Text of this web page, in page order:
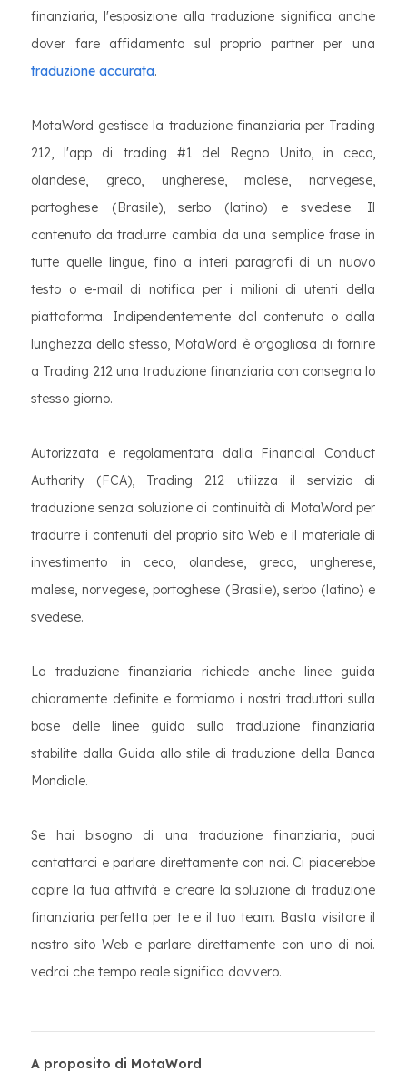
finanziaria, l'esposizione alla traduzione significa anche
dover fare affidamento sul proprio partner per una
traduzione accurata.
MotaWord gestisce la traduzione finanziaria per Trading
212, l'app di trading #1 del Regno Unito, in ceco,
olandese, greco, ungherese, malese, norvegese,
portoghese (Brasile), serbo (latino) e svedese. Il
contenuto da tradurre cambia da una semplice frase in
tutte quelle lingue, fino a interi paragrafi di un nuovo
testo o e-mail di notifica per i milioni di utenti della
piattaforma. Indipendentemente dal contenuto o dalla
lunghezza dello stesso, MotaWord è orgogliosa di fornire
a Trading 212 una traduzione finanziaria con consegna lo
stesso giorno.
Autorizzata e regolamentata dalla Financial Conduct
Authority (FCA), Trading 212 utilizza il servizio di
traduzione senza soluzione di continuità di MotaWord per
tradurre i contenuti del proprio sito Web e il materiale di
investimento in ceco, olandese, greco, ungherese,
malese, norvegese, portoghese (Brasile), serbo (latino) e
svedese.
La traduzione finanziaria richiede anche linee guida
chiaramente definite e formiamo i nostri traduttori sulla
base delle linee guida sulla traduzione finanziaria
stabilite dalla Guida allo stile di traduzione della Banca
Mondiale.
Se hai bisogno di una traduzione finanziaria, puoi
contattarci e parlare direttamente con noi. Ci piacerebbe
capire la tua attività e creare la soluzione di traduzione
finanziaria perfetta per te e il tuo team. Basta visitare il
nostro sito Web e parlare direttamente con uno di noi.
vedrai che tempo reale significa davvero.
A proposito di MotaWord